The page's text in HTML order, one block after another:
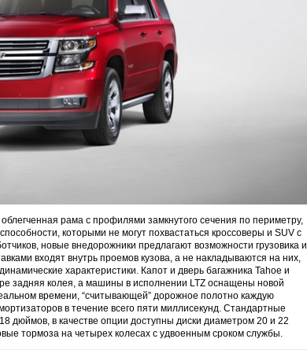
рама с профилями замкнутого сечения по периметру,
которыми не могут похвастаться кроссоверы и SUV с
новые внедорожники предлагают возможности грузовика и
входят внутрь проемов кузова, а не накладываются на них,
характеристики. Капот и дверь багажника Tahoe и
задняя колея, а машины в исполнении LTZ оснащены новой
времени, “считывающей” дорожное полотно каждую
в течение всего пяти миллисекунд. Стандартные
дюймов, в качестве опции доступны диски диаметром 20 и 22
тормоза на четырех колесах с удвоенным сроком службы.